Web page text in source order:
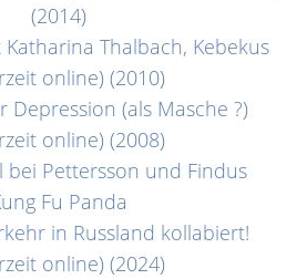
(2014)
Thalbach, Kebekus
online) (2010)
Depression (als Masche ?)
online) (2008)
bei Pettersson und Findus
Fu Panda
in Russland kollabiert!
online) (2024)